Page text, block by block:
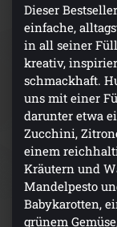
Dieser
einfache,
in all seiner
kreativ,
schmackhaft.
uns mit einer
darunter etwa
Zucchini,
einem
Kräutern und
Mandelpesto
Babykarotten,
grünem